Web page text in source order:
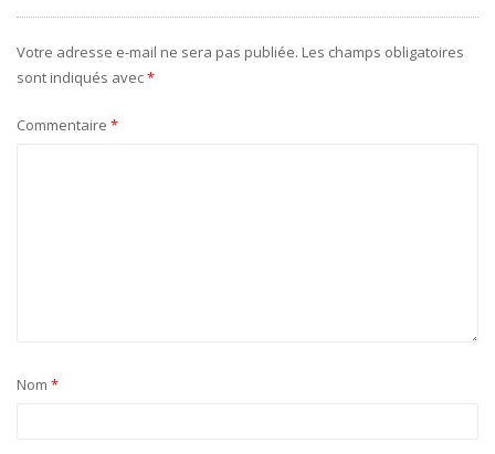
Votre adresse e-mail ne sera pas publiée. Les champs obligatoires
sont indiqués avec*
Commentaire *
Nom *